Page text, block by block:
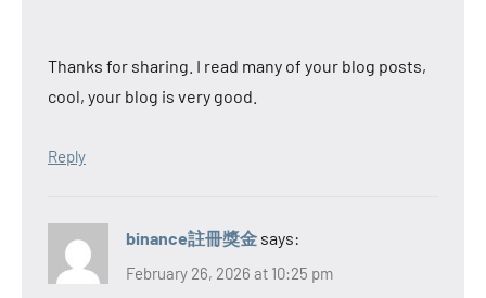
Thanks for sharing. I read many of your blog posts,
cool, your blog is very good.
Reply
binance註冊獎金 says:
February 26, 2026 at 10:25 pm